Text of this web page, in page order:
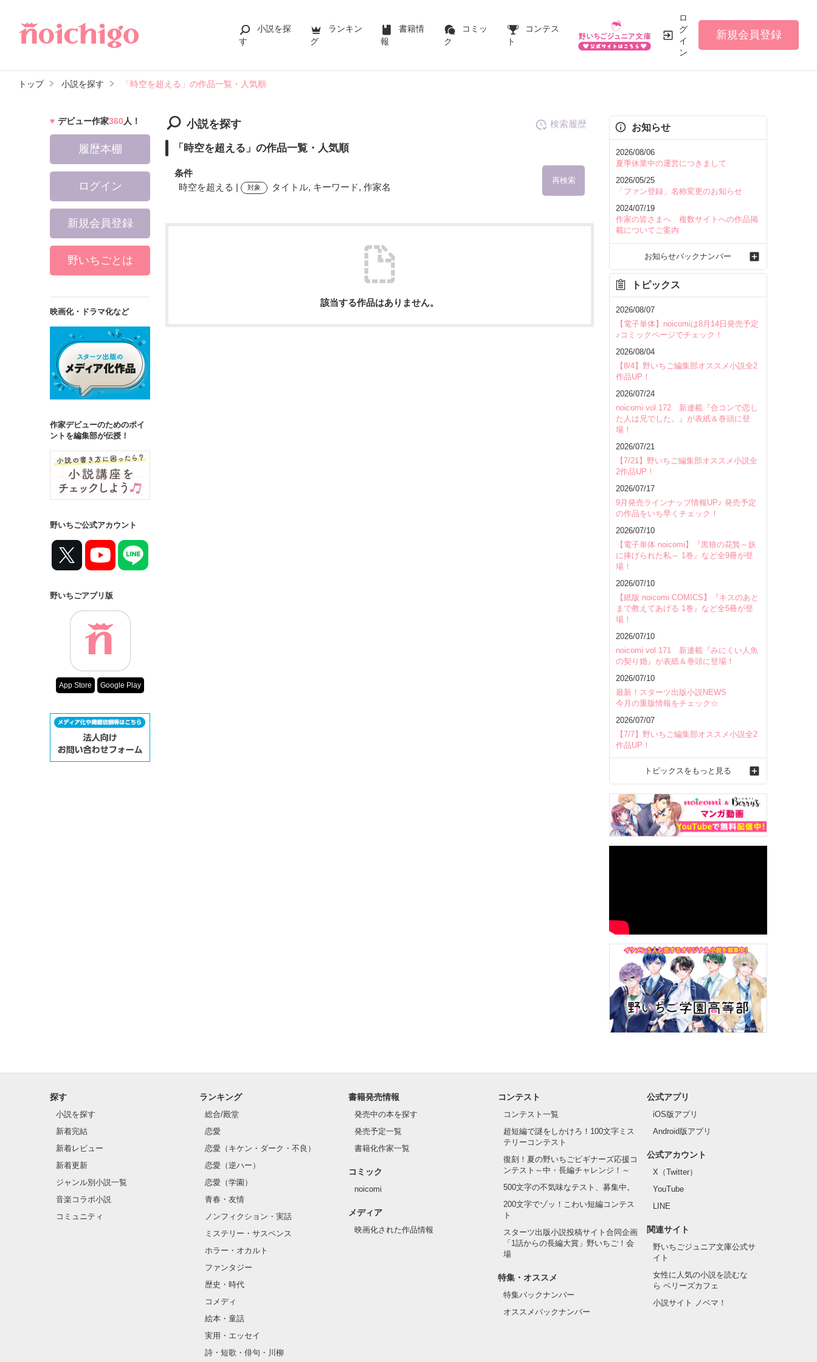
小説を探
す
ランキン
グ
書籍情
報
コミッ
ク
コンテス
ト
ロ
グ
イ
ン
新規会員登録
トップ 小説を探す 「時空を超える」の作品一覧・人気順
小説を探す
「時空を超える」の作品一覧・人気順
条件
時空を超える |
対象 タイトル, キーワード, 作家名
再検索
検索履歴
該当する作品はありません。
デビュー作家360人！
履歴本棚
ログイン
新規会員登録
野いちごとは
映画化・ドラマ化など
作家デビューのためのポイ
ントを編集部が伝授！
野いちご公式アカウント
野いちごアプリ版
App Store Google Play
お知らせ
2026/08/06
夏季休業中の運営につきまして
2026/05/25
「ファン登録」名称変更のお知らせ
2024/07/19
作家の皆さまへ 複数サイトへの作品掲
載についてご案内
お知らせバックナンバー
トピックス
2026/08/07
【電子単体】noicomiは8月14日発売予定
♪コミックページでチェック！
2026/08/04
【8/4】野いちご編集部オススメ小説全2
作品UP！
2026/07/24
noicomi vol.172 新連載『合コンで恋し
た人は兄でした。』が表紙＆巻頭に登
場！
2026/07/21
【7/21】野いちご編集部オススメ小説全
2作品UP！
2026/07/17
9月発売ラインナップ情報UP♪ 発売予定
の作品をいち早くチェック！
2026/07/10
【電子単体 noicomi】『黒狼の花贄～妖
に捧げられた私～ 1巻』など全9冊が登
場！
2026/07/10
【紙版 noicomi COMICS】『キスのあと
まで教えてあげる 1巻』など全5冊が登
場！
2026/07/10
noicomi vol.171 新連載『みにくい人魚
の契り婚』が表紙＆巻頭に登場！
2026/07/10
最新！スターツ出版小説NEWS
今月の重版情報をチェック☆
2026/07/07
【7/7】野いちご編集部オススメ小説全2
作品UP！
トピックスをもっと見る
探す
小説を探す
新着完結
新着レビュー
新着更新
ジャンル別小説一覧
音楽コラボ小説
コミュニティ
ランキング
総合/殿堂
恋愛
恋愛（キケン・ダーク・不良）
恋愛（逆ハー）
恋愛（学園）
青春・友情
ノンフィクション・実話
ミステリー・サスペンス
ホラー・オカルト
ファンタジー
歴史・時代
コメディ
絵本・童話
実用・エッセイ
詩・短歌・俳句・川柳
書籍発売情報
発売中の本を探す
発売予定一覧
書籍化作家一覧
コミック
noicomi
メディア
映画化された作品情報
コンテスト
コンテスト一覧
超短編で謎をしかけろ！100文字ミス
テリーコンテスト
復刻！夏の野いちごビギナーズ応援コ
ンテスト～中・長編チャレンジ！～
500文字の不気味なテスト、募集中。
200文字でゾッ！こわい短編コンテス
ト
スターツ出版小説投稿サイト合同企画
「1話からの長編大賞」野いちご！会
場
特集・オススメ
特集バックナンバー
オススメバックナンバー
公式アプリ
iOS版アプリ
Android版アプリ
公式アカウント
X（Twitter）
YouTube
LINE
関連サイト
野いちごジュニア文庫公式サ
イト
女性に人気の小説を読むな
ら ベリーズカフェ
小説サイト ノベマ！